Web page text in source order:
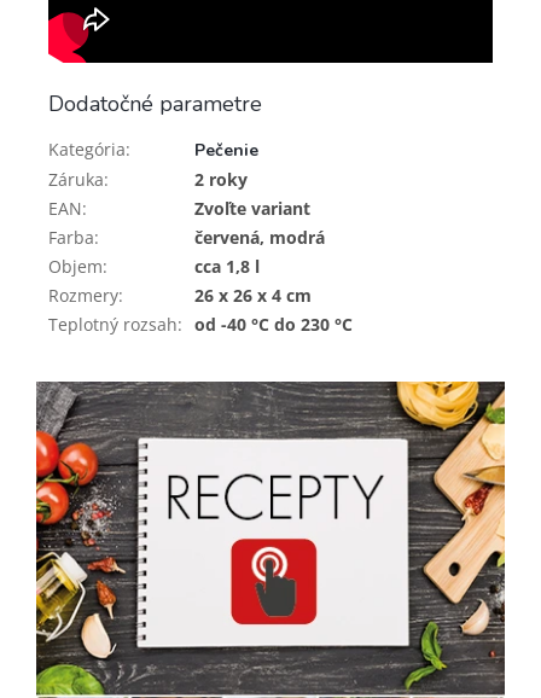
Dodatočné parametre
Kategória:
Pečenie
Záruka:
2 roky
EAN:
Zvoľte variant
Farba:
červená, modrá
Objem:
cca 1,8 l
Rozmery:
26 x 26 x 4 cm
Teplotný rozsah: od -40 °C do 230 °C